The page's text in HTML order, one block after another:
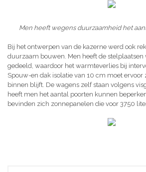
Men heeft wegens duurzaamheid het
Bij het ontwerpen van de kazerne werd ook
duurzaam bouwen. Men heeft de stelplaatsen
gedeeld, waardoor het warmteverlies bij
Spouw-en dak isolatie van 10 cm moet
binnen blijft. De wagens zelf staan volgens
heeft men het aantal poorten kunnen
bevinden zich zonnepanelen die voor 3750